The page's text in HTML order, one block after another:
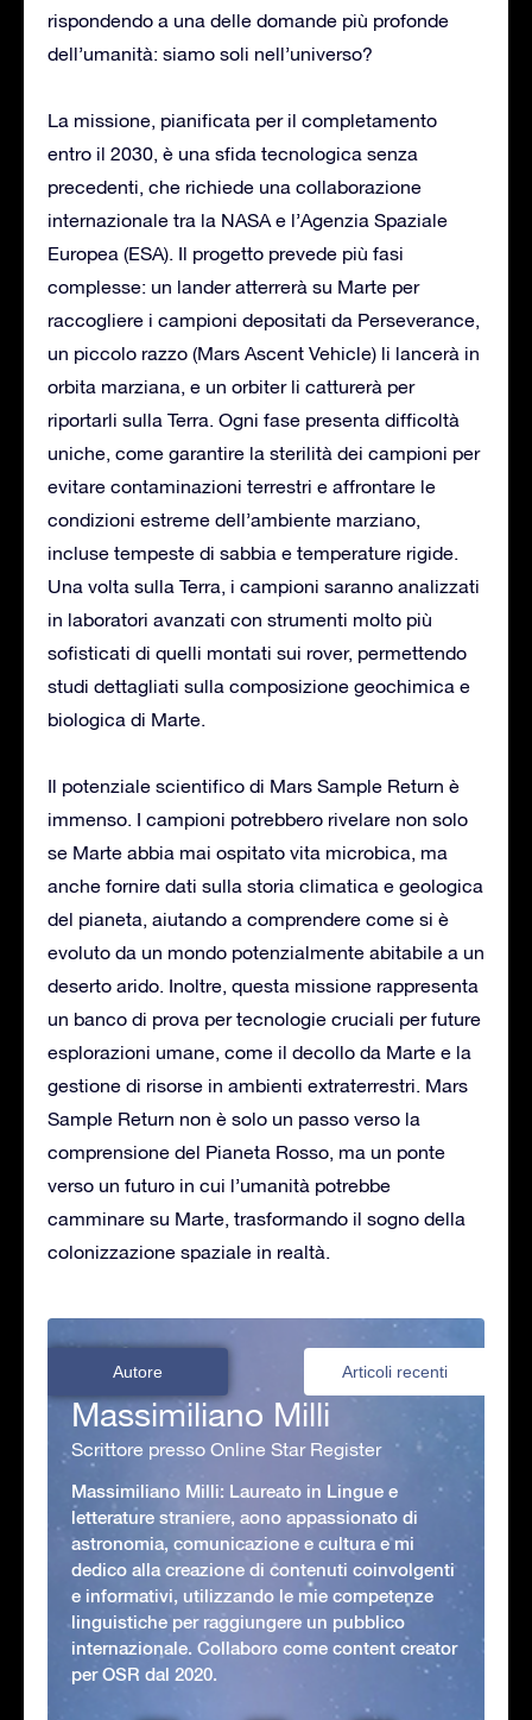
rispondendo a una delle domande più profonde
dell’umanità: siamo soli nell’universo?
La missione, pianificata per il completamento
entro il 2030, è una sfida tecnologica senza
precedenti, che richiede una collaborazione
internazionale tra la NASA e l’Agenzia Spaziale
Europea (ESA). Il progetto prevede più fasi
complesse: un lander atterrerà su Marte per
raccogliere i campioni depositati da Perseverance,
un piccolo razzo (Mars Ascent Vehicle) li lancerà in
orbita marziana, e un orbiter li catturerà per
riportarli sulla Terra. Ogni fase presenta difficoltà
uniche, come garantire la sterilità dei campioni per
evitare contaminazioni terrestri e affrontare le
condizioni estreme dell’ambiente marziano,
incluse tempeste di sabbia e temperature rigide.
Una volta sulla Terra, i campioni saranno analizzati
in laboratori avanzati con strumenti molto più
sofisticati di quelli montati sui rover, permettendo
studi dettagliati sulla composizione geochimica e
biologica di Marte.
Il potenziale scientifico di Mars Sample Return è
immenso. I campioni potrebbero rivelare non solo
se Marte abbia mai ospitato vita microbica, ma
anche fornire dati sulla storia climatica e geologica
del pianeta, aiutando a comprendere come si è
evoluto da un mondo potenzialmente abitabile a un
deserto arido. Inoltre, questa missione rappresenta
un banco di prova per tecnologie cruciali per future
esplorazioni umane, come il decollo da Marte e la
gestione di risorse in ambienti extraterrestri. Mars
Sample Return non è solo un passo verso la
comprensione del Pianeta Rosso, ma un ponte
verso un futuro in cui l’umanità potrebbe
camminare su Marte, trasformando il sogno della
colonizzazione spaziale in realtà.
Autore Articoli recenti
Massimiliano Milli
Scrittore presso Online Star Register
Massimiliano Milli: Laureato in Lingue e
letterature straniere, aono appassionato di
astronomia, comunicazione e cultura e mi
dedico alla creazione di contenuti coinvolgenti
e informativi, utilizzando le mie competenze
linguistiche per raggiungere un pubblico
internazionale. Collaboro come content creator
per OSR dal 2020.